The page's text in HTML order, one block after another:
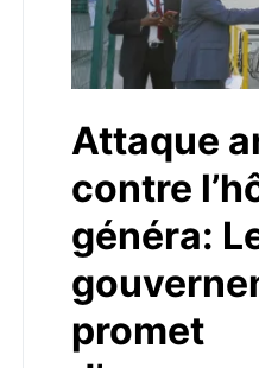
Attaque
contre
généra:
promet